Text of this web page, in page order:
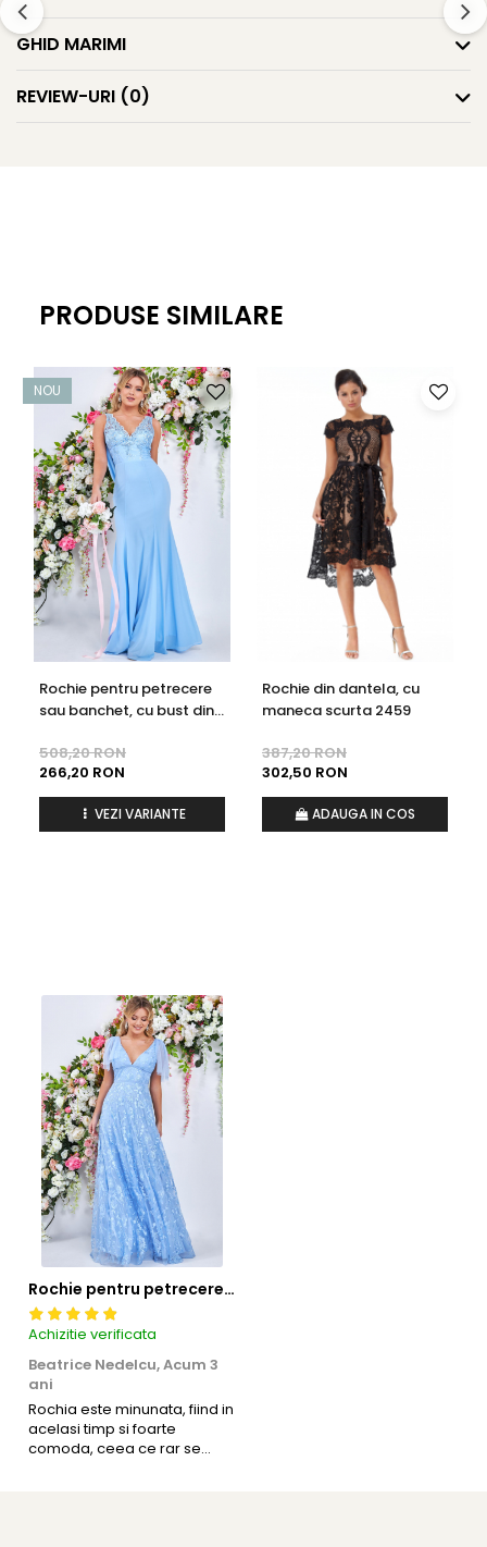
GHID MARIMI
REVIEW-URI (0)
PRODUSE SIMILARE
NOU
Rochie pentru petrecere
sau banchet, cu bust din
din voal, lunga cod
3316db
508,20 RON
266,20 RON
VEZI VARIANTE
Rochie din dantela, cu
maneca scurta 2459
387,20 RON
302,50 RON
ADAUGA IN COS
Rochie pentru petrecere sau banchet, din dantela brodata, lunga cod 3255b
Achizitie verificata
Beatrice Nedelcu,Acum 3
ani
Rochia este minunata, fiind in
acelasi timp si foarte
comoda, ceea ce rar se